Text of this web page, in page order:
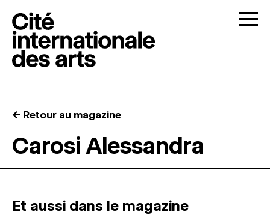
RÉSIDENCES ↓
ATELIERS OUVERTS
← Retour au magazine
Carosi Alessandra
Et aussi dans le magazine